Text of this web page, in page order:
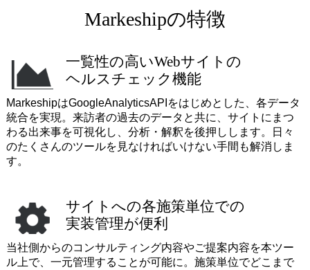
Markeshipの特徴
一覧性の高いWebサイトの
ヘルスチェック機能
MarkeshipはGoogleAnalyticsAPIをはじめとした、 各データ
統合を実現。来訪者の過去のデータと共に、 サイトにまつ
わる出来事を可視化し、分析・解釈を後押しします。
日々
のたくさんのツールを見なければいけない手間も解消しま
す。
サイトへの各施策単位での
実装管理が便利
当社側からのコンサルティング内容やご提案内容を本ツー
ル上で、一元管理することが可能に。 施策単位でどこまで